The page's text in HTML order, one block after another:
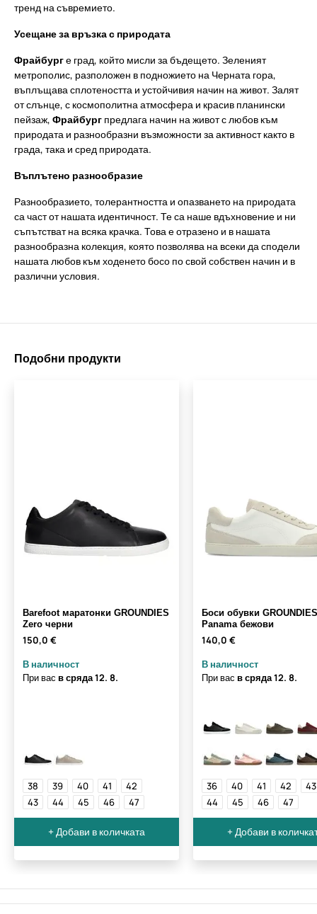
тренд на съвремието.
Усещане за връзка с природата
Фрайбурге град, който мисли за бъдещето. Зеленият
метрополис, разположен в подножието на Черната гора,
въплъщава сплотеността и устойчивия начин на живот. Залят
от слънце, с космополитна атмосфера и красив планински
пейзаж, Фрайбург предлага начин на живот с любов към
природата и разнообразни възможности за активност както в
града, така и сред природата.
Въплътено разнообразие
Разнообразието, толерантността и опазването на природата
са част от нашата идентичност. Те са наше вдъхновение и ни
съпътстват на всяка крачка. Това е отразено и в нашата
разнообразна колекция, която позволява на всеки да сподели
нашата любов към ходенето босо по свой собствен начин и в
различни условия.
Подобни продукти
Barefoot маратонки GROUNDIES
Zero черни
150,0 €
В наличност
При вас в сряда12. 8.
38 39 40 41
42
43
44 45 46 47
+ Добави в количката
Боси обувки GROUNDIES
Panama бежови
140,0 €
В наличност
При вас в сряда12. 8.
36 40 41 42
43
44
45 46 47
+ Добави в